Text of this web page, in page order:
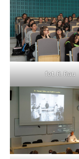
fot. R. Rau